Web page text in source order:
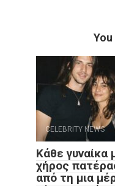
CELEBRITY NEWS
Κάθε γυναίκα
χήρος
από τη μια